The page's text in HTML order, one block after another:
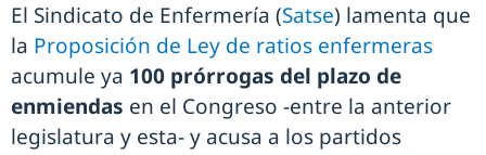
El Sindicato de Enfermería (Satse) lamenta que
la Proposición de Ley de ratios enfermeras
acumule ya 100 prórrogas del plazo de
enmiendas en el Congreso -entre la anterior
legislatura y esta- y acusa a los partidos